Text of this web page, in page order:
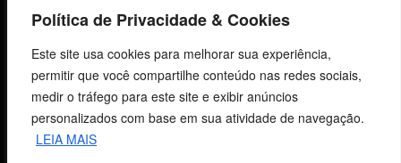
Política de Privacidade & Cookies
Este site usa cookies para melhorar sua experiência,
permitir que você compartilhe conteúdo nas redes sociais,
medir o tráfego para este site e exibir anúncios
personalizados com base em sua atividade de navegação.
LEIA MAIS
Centro de Estudos Bíblicos
CNPJ: 29.832.607/0001-10
São Leopoldo, RS, Brasil